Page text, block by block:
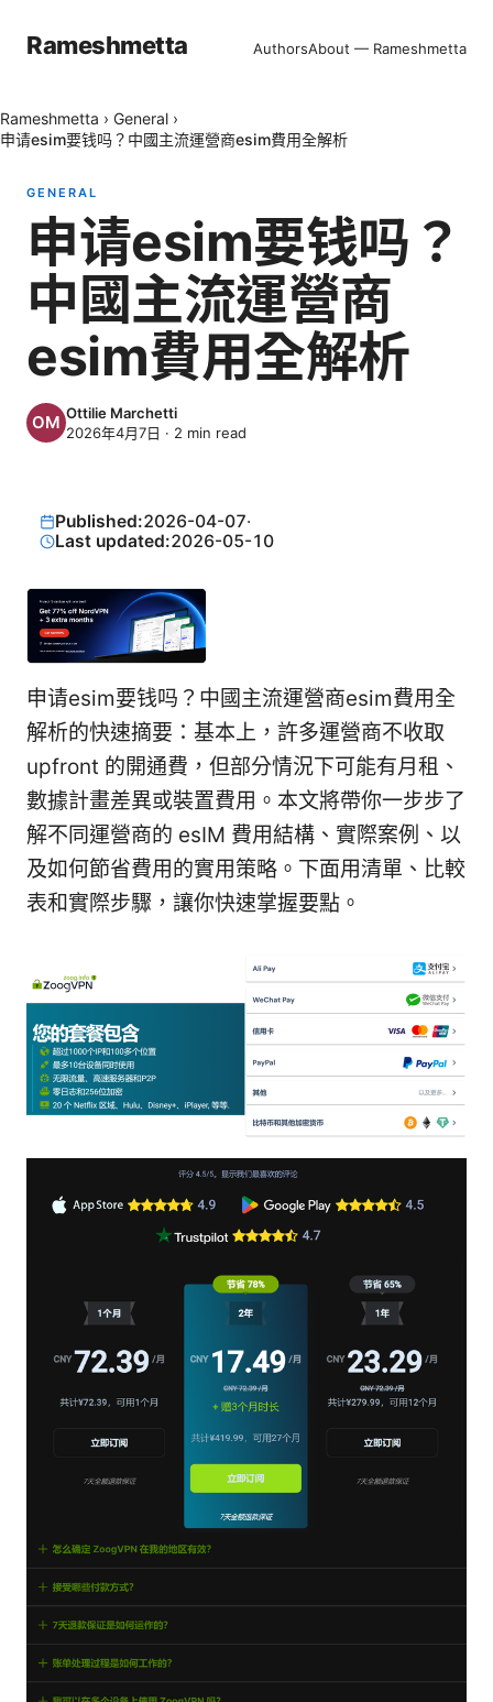
Rameshmetta AuthorsAbout — Rameshmetta
Rameshmetta › General ›
申请esim要钱吗？中國主流運營商esim費用全解析
GENERAL
申请esim要钱吗？
中國主流運營商
esim費用全解析
Ottilie Marchetti
2026年4月7日 · 2 min read
Published:2026-04-07·
Last updated:2026-05-10
申请esim要钱吗？中國主流運營商esim費用全
解析的快速摘要：基本上，許多運營商不收取
upfront 的開通費，但部分情況下可能有月租、
數據計畫差異或裝置費用。本文將帶你一步步了
解不同運營商的 esIM 費用結構、實際案例、以
及如何節省費用的實用策略。下面用清單、比較
表和實際步驟，讓你快速掌握要點。